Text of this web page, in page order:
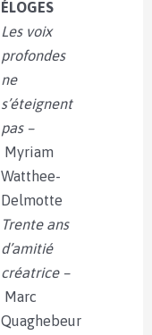
ÉLOGES
Les voix
profondes
ne
s’éteignent
pas –
Myriam
Watthee-
Delmotte
Trente ans
d’amitié
créatrice –
Marc
Quaghebeur